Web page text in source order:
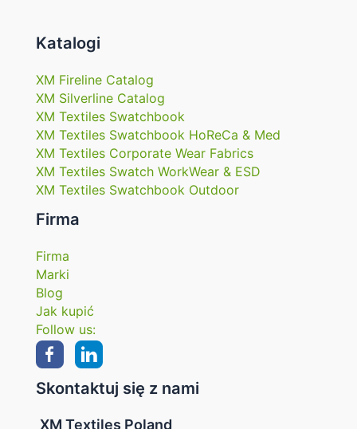
Katalogi
XM Fireline Catalog
XM Silverline Catalog
XM Textiles Swatchbook
XM Textiles Swatchbook HoReCa & Med
XM Textiles Corporate Wear Fabrics
XM Textiles Swatch WorkWear & ESD
XM Textiles Swatchbook Outdoor
Firma
Firma
Marki
Blog
Jak kupić
Follow us:
Skontaktuj się z nami
XM Textiles Poland